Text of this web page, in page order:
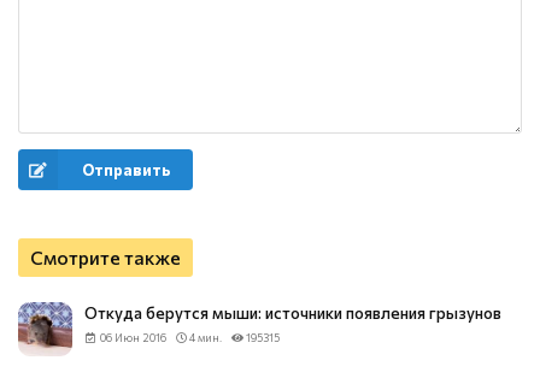
Отправить
Смотрите также
Откуда берутся мыши: источники появления грызунов
06 Июн 2016 4 мин. 195315